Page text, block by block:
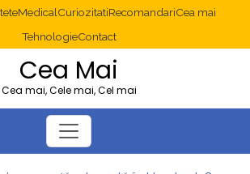
MedicalCuriozitatiRecomandariCea mai
TehnologieContact
Cea Mai
Cea mai, Cele mai, Cel mai